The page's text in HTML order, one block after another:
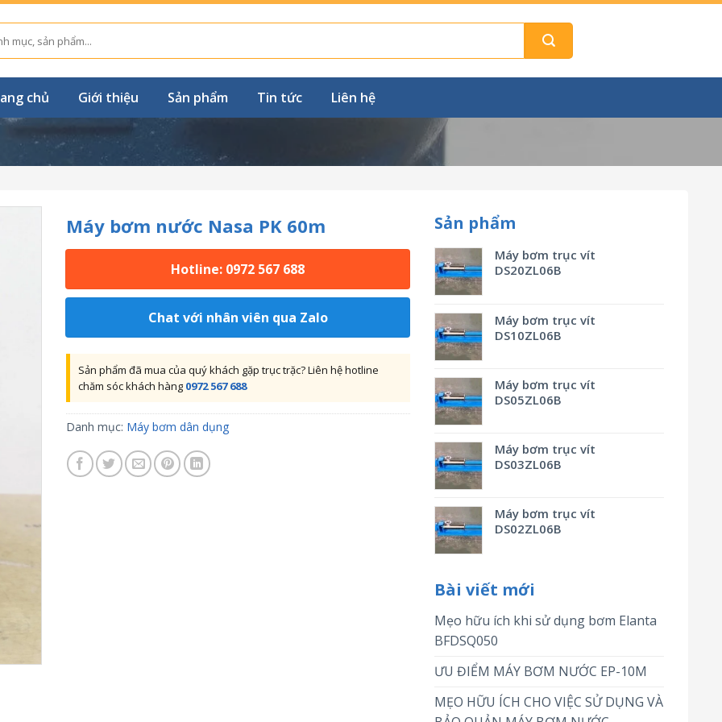
chủ Giới thiệu Sản phẩm Tin tức Liên hệ
Sản phẩm
Máy bơm trục vít
DS20ZL06B
Máy bơm trục vít
DS10ZL06B
Máy bơm trục vít
DS05ZL06B
Máy bơm trục vít
DS03ZL06B
Máy bơm trục vít
DS02ZL06B
Bài viết mới
Mẹo hữu ích khi sử dụng bơm Elanta
BFDSQ050
ƯU ĐIỂM MÁY BƠM NƯỚC EP-10M
MẸO HỮU ÍCH CHO VIỆC SỬ DỤNG VÀ
Máy bơm nước Nasa PK 60m
Hotline: 0972 567 688
Chat với nhân viên qua Zalo
Sản phẩm đã mua của quý khách gặp trục trặc? Liên hệ hotline
chăm sóc khách hàng 0972 567 688
Danh mục: Máy bơm dân dụng